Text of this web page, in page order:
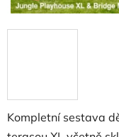
Kompletní sestava